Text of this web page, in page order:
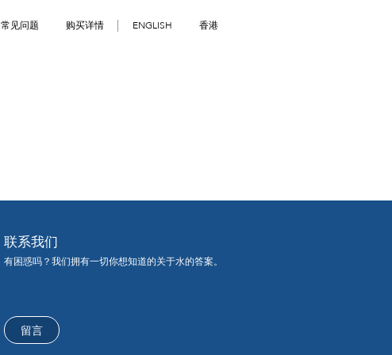
常见问题 购买详情 ENGLISH 香港
联系我们
有困惑吗？我们拥有一切你想知道的关于水的答案。
留言